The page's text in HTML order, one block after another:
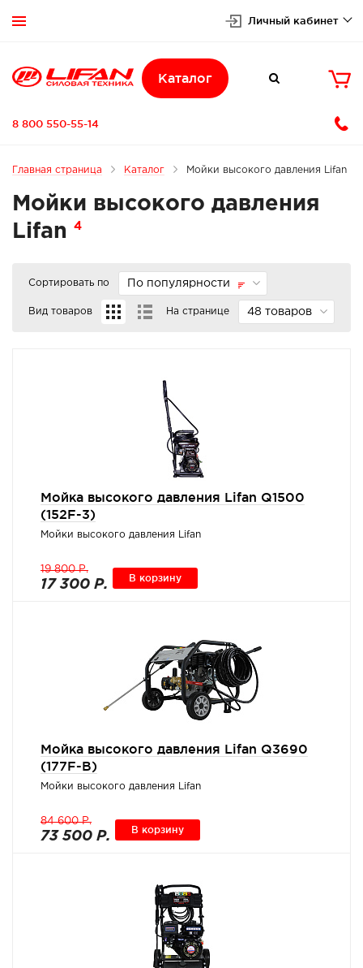
 Личный кабинет
Каталог  
8 800 550-55-14
Главная страница Каталог Мойки высокого давления Lifan
Мойки высокого давления
Lifan
4
Сортировать по По популярности
Вид товаров На странице 48 товаров
Мойка высокого давления Lifan Q1500
(152F-3)
Мойки высокого давления Lifan
19 800 Р.
17 300 Р. В корзину
Мойка высокого давления Lifan Q3690
(177F-B)
Мойки высокого давления Lifan
84 600 Р.
73 500 Р. В корзину